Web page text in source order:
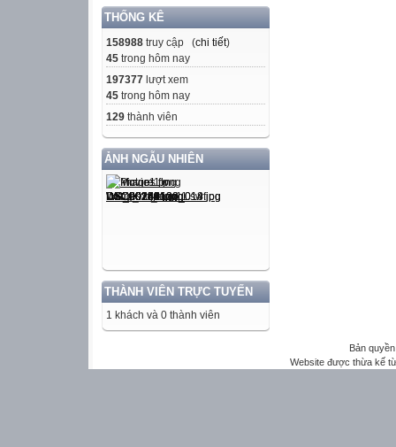
THỐNG KÊ
158988 truy cập (chi tiết)
45 trong hôm nay
197377 lượt xem
45 trong hôm nay
129 thành viên
ẢNH NGẪU NHIÊN
THÀNH VIÊN TRỰC TUYẾN
1 khách và 0 thành viên
Bản
Website được thừa kế